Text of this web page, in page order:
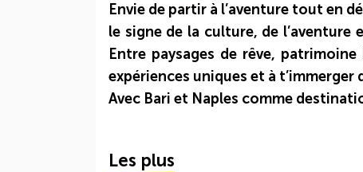
Envie de partir à l’aventure tout en
le signe de la culture, de
Entre paysages de rêve,
expériences uniques et à
Avec Bari et Naples comme
Les plus